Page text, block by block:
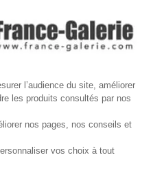
l’audience du site, améliorer
les produits consultés par nos
nos pages, nos conseils et
vos choix à tout
Lundi au Vendredide8h30 à
Prénom*